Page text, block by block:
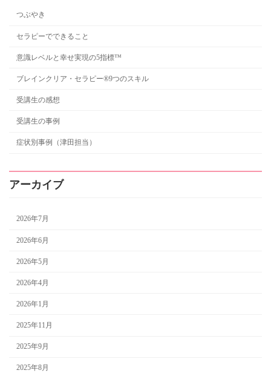
つぶやき
セラピーでできること
意識レベルと幸せ実現の5指標™
ブレインクリア・セラピー®9つのスキル
受講生の感想
受講生の事例
症状別事例（津田担当）
アーカイブ
2026年7月
2026年6月
2026年5月
2026年4月
2026年1月
2025年11月
2025年9月
2025年8月